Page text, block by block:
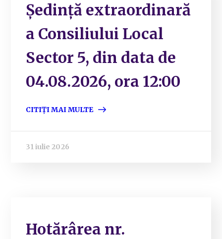
Ședință extraordinară
a Consiliului Local
Sector 5, din data de
04.08.2026, ora 12:00
CITIȚI MAI MULTE
31 iulie 2026
Hotărârea nr.